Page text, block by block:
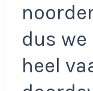
dus
heel